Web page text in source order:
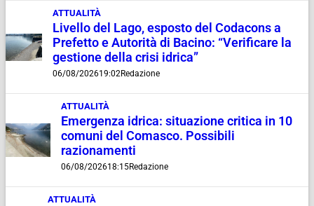
ATTUALITÀ
Livello del Lago, esposto del Codacons a
Prefetto e Autorità di Bacino: “Verificare la
gestione della crisi idrica”
06/08/202619:02Redazione
ATTUALITÀ
Emergenza idrica: situazione critica in 10
comuni del Comasco. Possibili
razionamenti
06/08/202618:15Redazione
ATTUALITÀ